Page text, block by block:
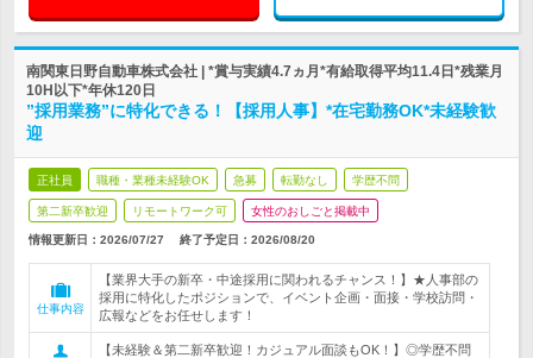
南関東日野自動車株式会社 | *賞与実績4.7ヵ月*有給取得平均11.4日*残業月
10H以下*年休120日
”採用業務”に特化できる！【採用人事】*在宅勤務OK*未経験歓
迎
正社員 職種・業種未経験OK 急募 転勤なし 学歴不問
第二新卒歓迎 リモートワーク可 女性のおしごと掲載中
情報更新日：2026/07/27 終了予定日： 2026/08/20
仕事内容
【業界大手の新卒・中途採用に関われるチャンス！】★人事部の
採用に特化したポジションで、イベント企画・面接・学校訪問・
広報などをお任せします！
【未経験＆第二新卒歓迎！カジュアル面談もOK！】◎学歴不問